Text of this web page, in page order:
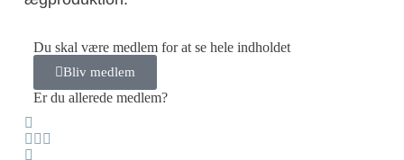
Du skal være medlem for at se hele indholdet
Bliv medlem
Er du allerede medlem?